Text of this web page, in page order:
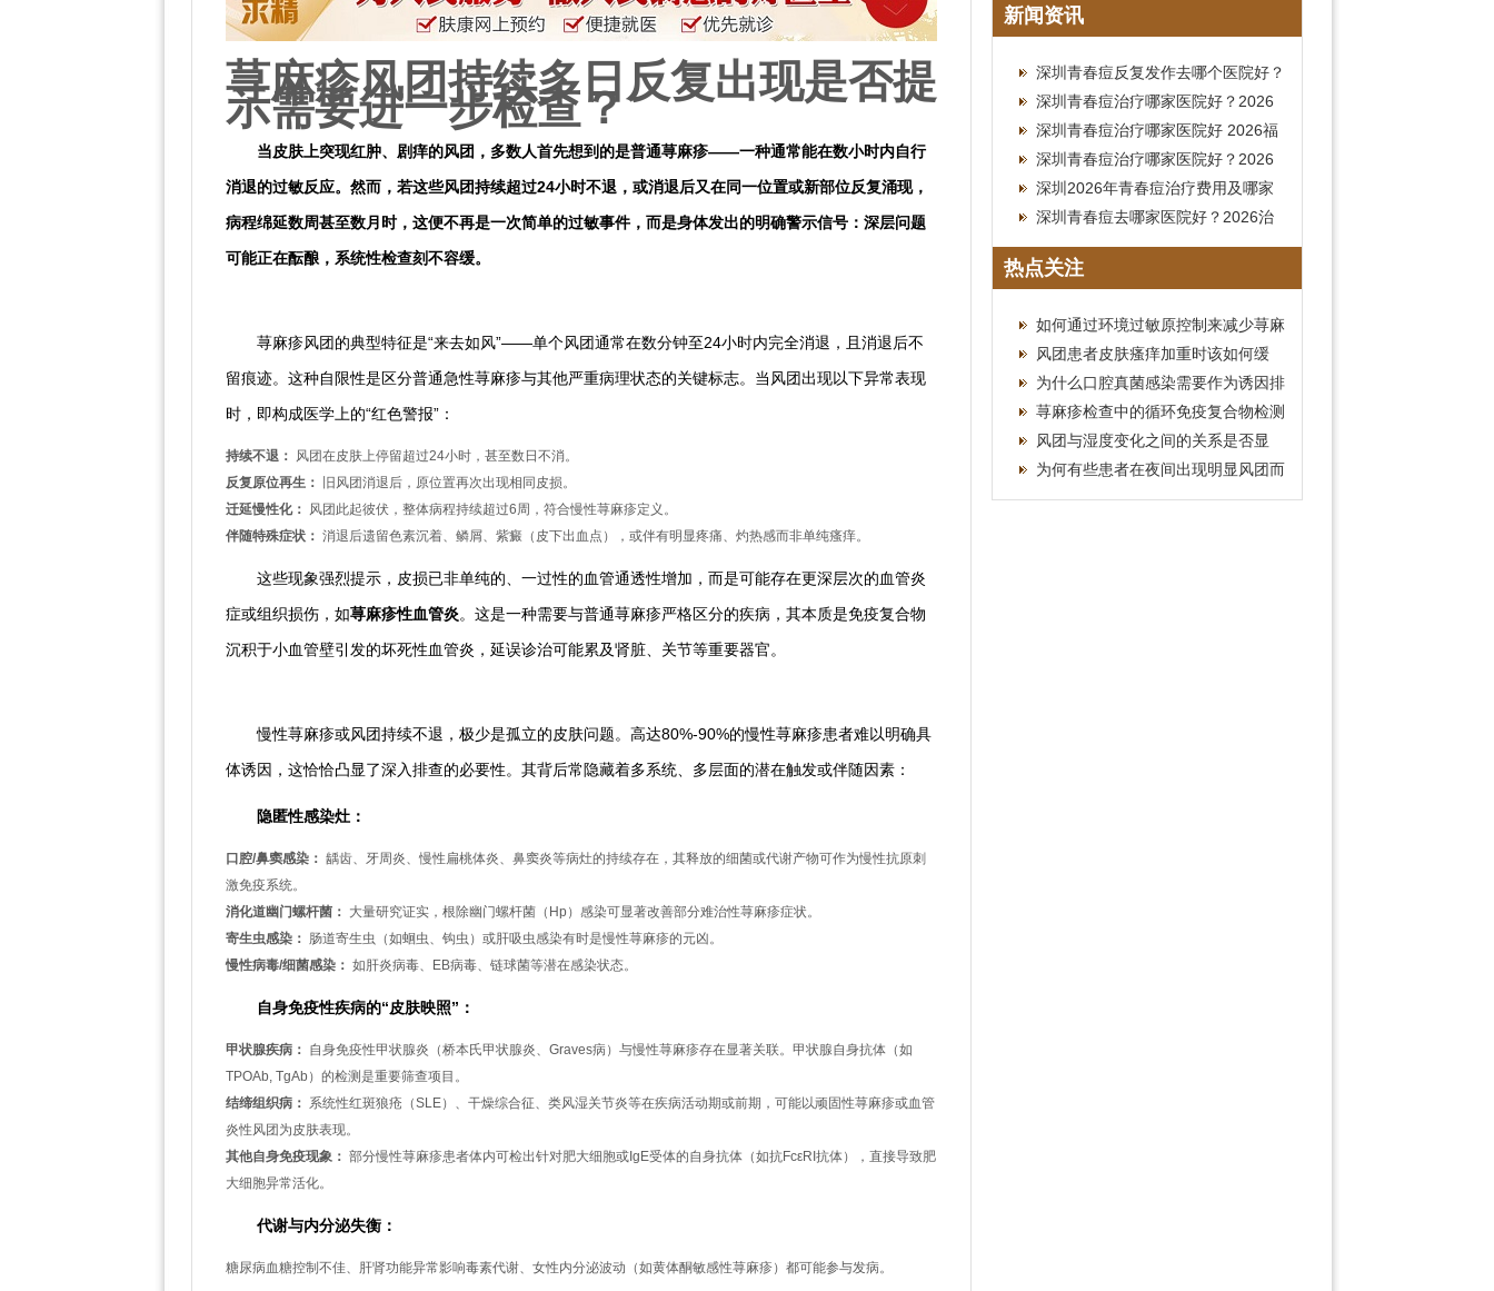
荨麻疹风团持续多日反复出现是否提
示需要进一步检查？
当皮肤上突现红肿、剧痒的风团，多数人首先想到的是普通荨麻疹——一种通常能在数小时内自行
消退的过敏反应。然而，若这些风团持续超过24小时不退，或消退后又在同一位置或新部位反复涌现，
病程绵延数周甚至数月时，这便不再是一次简单的过敏事件，而是身体发出的明确警示信号：深层问题
可能正在酝酿，系统性检查刻不容缓。
荨麻疹风团的典型特征是“来去如风”——单个风团通常在数分钟至24小时内完全消退，且消退后不
留痕迹。这种自限性是区分普通急性荨麻疹与其他严重病理状态的关键标志。当风团出现以下异常表现
时，即构成医学上的“红色警报”：
持续不退： 风团在皮肤上停留超过24小时，甚至数日不消。
反复原位再生：
旧风团消退后，原位置再次出现相同皮损。
迁延慢性化： 风团此起彼伏，整体病程持续超过6周，符合慢性荨麻疹定义。
伴随特殊症状： 消退后遗留色素沉着、鳞屑、紫癜（皮下出血点），或伴有明显疼痛、灼热感而非单纯瘙痒。
这些现象强烈提示，皮损已非单纯的、一过性的血管通透性增加，而是可能存在更深层次的血管炎
症或组织损伤，如荨麻疹性血管炎。这是一种需要与普通荨麻疹严格区分的疾病，其本质是免疫复合物
沉积于小血管壁引发的坏死性血管炎，延误诊治可能累及肾脏、关节等重要器官。
慢性荨麻疹或风团持续不退，极少是孤立的皮肤问题。高达80%-90%的慢性荨麻疹患者难以明确具
体诱因，这恰恰凸显了深入排查的必要性。其背后常隐藏着多系统、多层面的潜在触发或伴随因素：
隐匿性感染灶：
口腔/鼻窦感染： 龋齿、牙周炎、慢性扁桃体炎、鼻窦炎等病灶的持续存在，其释放的细菌或代谢产物可作为慢性抗原刺
激免疫系统。
消化道幽门螺杆菌： 大量研究证实，根除幽门螺杆菌（Hp）感染可显著改善部分难治性荨麻疹症状。
寄生虫感染： 肠道寄生虫（如蛔虫、钩虫）或肝吸虫感染有时是慢性荨麻疹的元凶。
慢性病毒/细菌感染： 如肝炎病毒、EB病毒、链球菌等潜在感染状态。
自身免疫性疾病的“皮肤映照”：
甲状腺疾病： 自身免疫性甲状腺炎（桥本氏甲状腺炎、Graves病）与慢性荨麻疹存在显著关联。甲状腺自身抗体（如
TPOAb, TgAb）的检测是重要筛查项目。
结缔组织病： 系统性红斑狼疮（SLE）、干燥综合征、类风湿关节炎等在疾病活动期或前期，可能以顽固性荨麻疹或血管
炎性风团为皮肤表现。
其他自身免疫现象： 部分慢性荨麻疹患者体内可检出针对肥大细胞或IgE受体的自身抗体（如抗FcεRI抗体），直接导致肥
大细胞异常活化。
代谢与内分泌失衡：
糖尿病血糖控制不佳、肝肾功能异常影响毒素代谢、女性内分泌波动（如黄体酮敏感性荨麻疹）都可能参与发病。
新闻资讯
深圳青春痘反复发作去哪个医院好？
2026南山皮肤科治疗费用参考
深圳青春痘治疗哪家医院好？2026
皮肤科就诊费用全攻略
深圳青春痘治疗哪家医院好 2026福
田皮肤科祛痘费用参考
深圳青春痘治疗哪家医院好？2026
南山皮肤科就诊费用参考
深圳2026年青春痘治疗费用及哪家
医院好全指南
深圳青春痘去哪家医院好？2026治
疗费用参考
热点关注
如何通过环境过敏原控制来减少荨麻
疹的发作频率？
风团患者皮肤瘙痒加重时该如何缓
解？
为什么口腔真菌感染需要作为诱因排
查？
荨麻疹检查中的循环免疫复合物检测
意义？免疫状态
风团与湿度变化之间的关系是否显
著？
为何有些患者在夜间出现明显风团而
白天症状相对缓和？